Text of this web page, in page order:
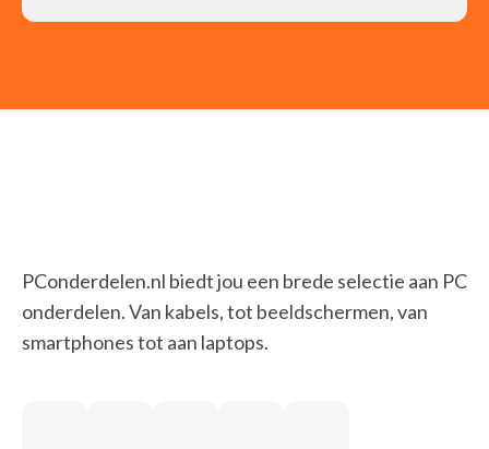
PConderdelen.nl biedt jou een brede selectie aan PC
onderdelen. Van kabels, tot beeldschermen, van
smartphones tot aan laptops.